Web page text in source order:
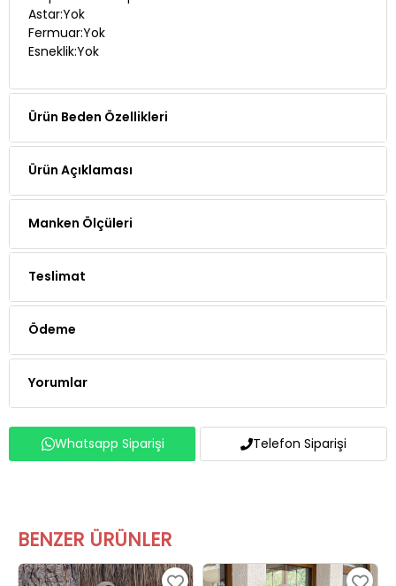
Astar:Yok
Fermuar:Yok
Esneklik:Yok
Ürün Beden Özellikleri
Ürün Açıklaması
Manken Ölçüleri
Teslimat
Ödeme
Yorumlar
Whatsapp Siparişi Telefon Siparişi
BENZER ÜRÜNLER